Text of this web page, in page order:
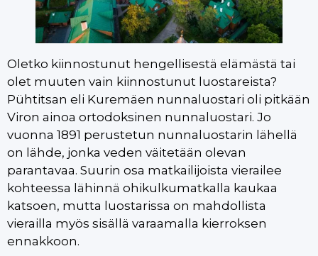
Oletko kiinnostunut hengellisestä elämästä tai
olet muuten vain kiinnostunut luostareista?
Pühtitsan eli Kuremäen nunnaluostari oli pitkään
Viron ainoa ortodoksinen nunnaluostari. Jo
vuonna 1891 perustetun nunnaluostarin lähellä
on lähde, jonka veden väitetään olevan
parantavaa. Suurin osa matkailijoista vierailee
kohteessa lähinnä ohikulkumatkalla kaukaa
katsoen, mutta luostarissa on mahdollista
vierailla myös sisällä varaamalla kierroksen
ennakkoon.